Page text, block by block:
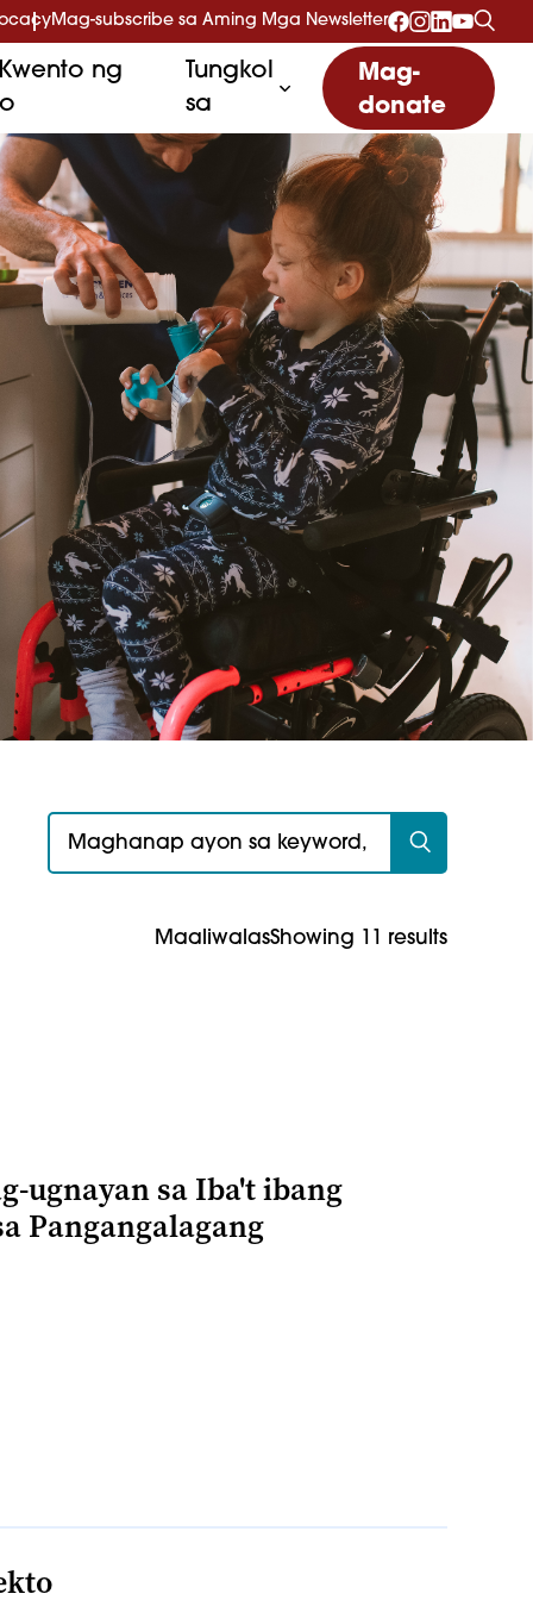
Mag-subscribe sa Aming Mga Newsletter
ng
Tungkol
sa
Mag-
donate
Maghanap para sa:
MaaliwalasShowing 11 results
ugnayan sa Iba't ibang
Pangangalagang